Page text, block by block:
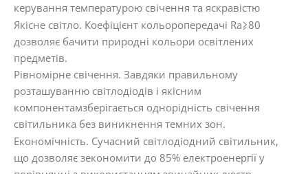
керування температурою свічення та яскравістю
Якісне світло. Коефіцієнт кольоропередачі Ra⩾80
дозволяє бачити природні кольори освітлених
предметів.
Рівномірне свічення. Завдяки правильному
розташуванню світлодіодів і якісним
компонентамзберігається однорідність свічення
світильника без виникнення темних зон.
Економічність. Сучасний світлодіодний світильник,
що дозволяє зекономити до 85% електроенергії у